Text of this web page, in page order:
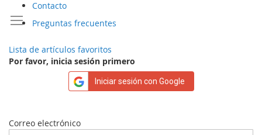
Contacto
Preguntas frecuentes
Lista de artículos favoritos
Por favor, inicia sesión primero
Iniciar sesión con Google
Correo electrónico